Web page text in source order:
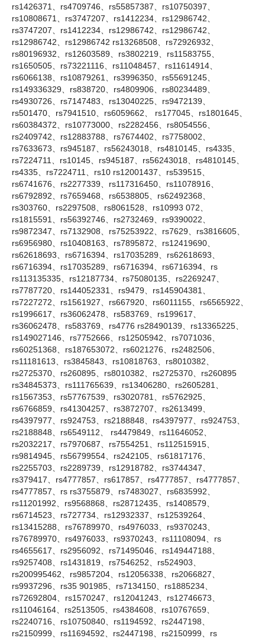
rs1426371、rs4709746、rs55857387、rs10750397、
rs10808671、rs3747207、rs1412234、rs12986742、
rs3747207、rs1412234、rs12986742、rs12986742、
rs12986742、rs12986742 rs13268508、rs72926932、
rs80196932、rs12603589、rs3802219、rs11583755、
rs1650505、rs73221116、rs11048457、rs11614914、
rs6066138、rs10879261、rs3996350、rs55691245、
rs149336329、rs838720、rs4809906、rs80234489、
rs4930726、rs7147483、rs13040225、rs9472139、
rs501470、rs7941510、rs6059662、 rs177045、rs1801645、
rs60384372、rs10773000、rs2282456、rs8054556、
rs2409742、rs12883788、rs7674402、rs7758002、
rs7633673、rs945187、rs56243018、rs4810145、rs4335、
rs7224711、rs10145、rs945187、rs56243018、rs4810145、
rs4335、rs7224711、rs10 rs12001437、rs539515、
rs6741676、rs2277339、rs117316450、rs11078916、
rs6792892、rs7659468、rs6538805、rs62492368、
rs303760、rs2297508、rs8061528、rs10993 072、
rs1815591、rs56392746、rs2732469、rs9390022、
rs9872347、rs7132908、rs75253922、rs7629、rs3816605、
rs6956980、rs10408163、rs7895872、rs12419690、
rs62618693、rs6716394、rs17035289、rs62618693、
rs6716394、rs17035289、rs6716394、rs6716394、rs
rs113135335、rs12187734、rs75080135、rs2269247、
rs7787720、rs144052331、rs9479、rs145904381、
rs7227272、rs1561927、rs667920、rs6011155、rs6565922、
rs1996617、rs36062478、rs583769、rs199617、
rs36062478、rs583769、rs4776 rs28490139、rs13365225、
rs149027146、rs7752666、rs12505942、rs7071036、
rs60251368、rs187653072、rs6021276、rs2482506、
rs11181613、rs3845843、rs10818763、rs8010382、
rs2725370、rs260895、rs8010382、rs2725370、rs260895
rs34845373、rs111765639、rs13406280、rs2605281、
rs1567353、rs57767539、rs3020781、rs5762925、
rs6766859、rs41304257、rs3872707、rs2613499、
rs4397977、rs924753、rs2188848、rs4397977、rs924753、
rs2188848、rs6549112、 rs4479849、rs11646052、
rs2032217、rs7970687、rs7554251、rs112515915、
rs9814945、rs56799554、rs242105、rs61817176、
rs2255703、rs2289739、rs12918782、rs3744347、
rs379417、rs4777857、rs617857、rs4777857、rs4777857、
rs4777857、rs rs3755879、rs7483027、rs6835992、
rs11201992、rs9568868、rs28712435、rs1408579、
rs6714523、rs727734、rs12932337、rs12539264、
rs13415288、rs76789970、rs4976033、rs9370243、
rs76789970、rs4976033、rs9370243、rs11108094、rs
rs4655617、rs2956092、rs71495046、rs149447188、
rs9257408、rs1431819、rs7546252、rs524903、
rs200995462、rs9857204、rs12056338、rs2066827、
rs9937296、rs35 901985、rs7134150、rs1885234、
rs72692804、rs1570247、rs12041243、rs12746673、
rs11046164、rs2513505、rs4384608、rs10767659、
rs2240716、rs10750840、rs1194592、rs2447198、
rs2150999、rs11694592、rs2447198、rs2150999、rs